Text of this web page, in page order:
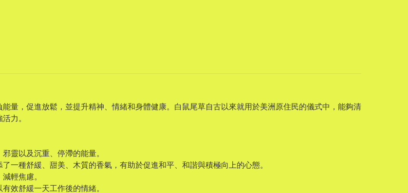
量，促進放鬆，並提升精神、情緒和身體健康。白鼠尾草自古以來就用於美洲原住民的儀式中，能夠清
力。
靈以及沉重、停滯的能量。
一種舒緩、甜美、木質的香氣，有助於促進和平、和諧與積極向上的心態。
輕焦慮。
效舒緩一天工作後的情緒。